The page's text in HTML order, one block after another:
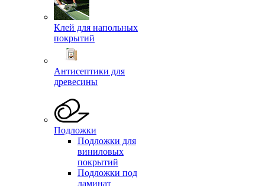
Клей для напольных
покрытий
Антисептики для
древесины
Подложки
Подложки для
виниловых
покрытий
Подложки под
ламинат